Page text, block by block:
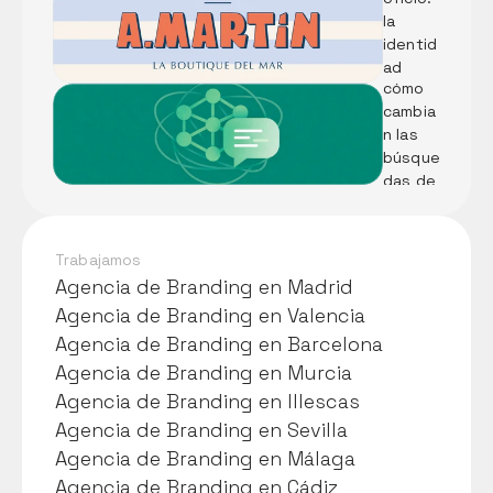
el alma
la
identid
ad
visual
de
Pescad
ería A.
Martín
LLMs:
Qué
son y
cómo
cambia
n las
búsque
das de
Trabajamos
Agencia de Branding en Madrid
Agencia de Branding en Madrid
Agencia de Branding en Valencia
Agencia de Branding en Valencia
Agencia de Branding en Barcelona
Agencia de Branding en Barcelona
Agencia de Branding en Murcia
Agencia de Branding en Murcia
Agencia de Branding en Illescas
Agencia de Branding en Illescas
Agencia de Branding en Sevilla
Agencia de Branding en Sevilla
Agencia de Branding en Málaga
Agencia de Branding en Málaga
Agencia de Branding en Cádiz